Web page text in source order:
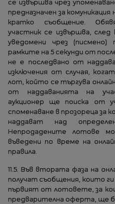
се извършва чрез
предназначен за
кратко съобщение.
участник се извършва,
уведомени чрез
рамките на 5 секунди от
не е последвано от
изключения от случая,
лот, който се търгува
от наддаванията на
аукционер ще поиска от
споменаване в прозореца за
наддават над
Непродадените лотове
въведени по време на
правила.
11.5. Във втората фаза на
получат съобщения, които
първият от лотовете, за
предварителна оферта, ще